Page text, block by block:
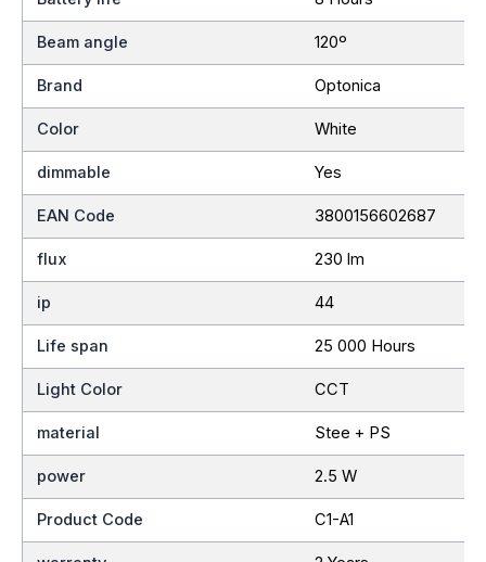
Beam angle 120º
Brand Optonica
Color White
dimmable Yes
EAN Code 3800156602687
flux 230 lm
ip 44
Life span 25 000 Hours
Light Color CCT
material Stee + PS
power 2.5 W
Product Code C1-A1